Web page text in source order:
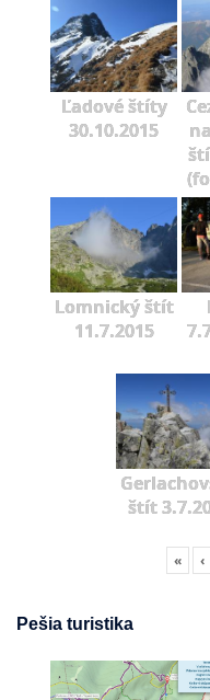
Ľadové štíty
30.10.2015
Lomnický štít
11.7.2015
štít
« ‹
Pešia turistika